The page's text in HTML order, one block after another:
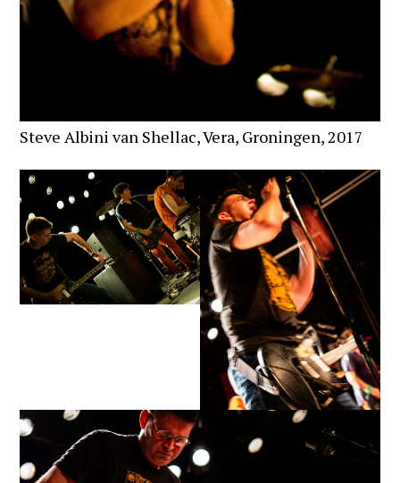
Steve Albini van Shellac, Vera, Groningen, 2017